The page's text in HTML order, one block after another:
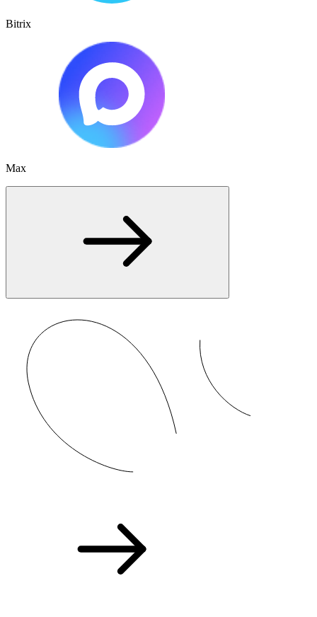
Bitrix
Max